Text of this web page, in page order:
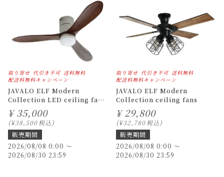
取り寄せ 代引き不可 送料無料
配送料無料キャンペーン
JAVALO ELF Modern
Collection LED ceiling fans
REAL wood blades
¥ 35,000
¥38,500税込
販売期間
2026/08/08 0:00 〜
2026/08/30 23:59
取り寄せ 代引き不可 送料無料
配送料無料キャンペーン
JAVALO ELF Modern
Collection ceiling fans
¥ 29,800
¥32,780税込
販売期間
2026/08/08 0:00 〜
2026/08/30 23:59